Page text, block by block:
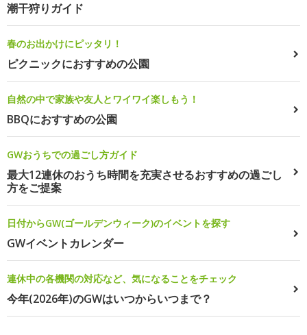
潮干狩りガイド
春のお出かけにピッタリ！
ピクニックにおすすめの公園
自然の中で家族や友人とワイワイ楽しもう！
BBQにおすすめの公園
GWおうちでの過ごし方ガイド
最大12連休のおうち時間を充実させるおすすめの過ごし
方をご提案
日付からGW(ゴールデンウィーク)のイベントを探す
GWイベントカレンダー
連休中の各機関の対応など、気になることをチェック
今年(2026年)のGWはいつからいつまで？